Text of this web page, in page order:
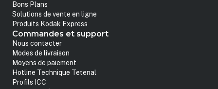
Bons Plans
Solutions de vente en ligne
Produits Kodak Express
Commandes et support
Nous contacter
Modes de livraison
Moyens de paiement
Hotline Technique Tetenal
Profils ICC